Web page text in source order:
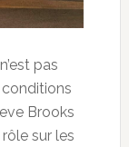
pas
Brooks
sur les